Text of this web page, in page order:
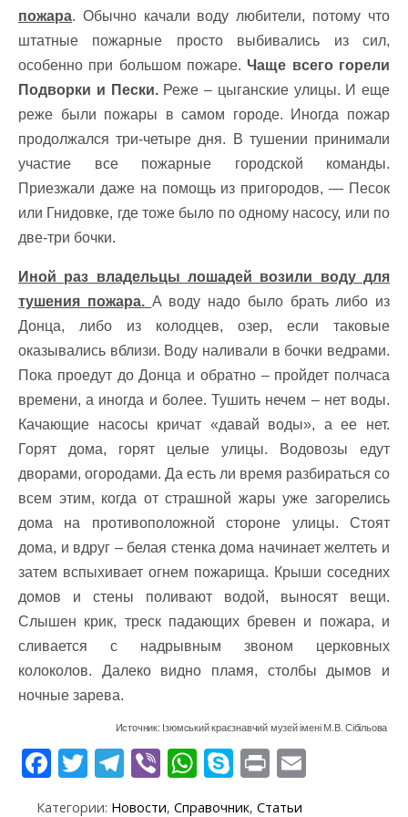
пожара. Обычно качали воду любители, потому что
штатные пожарные просто выбивались из сил,
особенно при большом пожаре.Чаще всего горели
Подворки и Пески.Реже – цыганские улицы. И еще
реже были пожары в самом городе. Иногда пожар
продолжался три-четыре дня. В тушении принимали
участие все пожарные городской команды.
Приезжали даже на помощь из пригородов, — Песок
или Гнидовке, где тоже было по одному насосу, или по
две-три бочки.
Иной раз владельцы лошадей возили воду для
тушения пожара. А воду надо было брать либо из
Донца, либо из колодцев, озер, если таковые
оказывались вблизи. Воду наливали в бочки ведрами.
Пока проедут до Донца и обратно – пройдет полчаса
времени, а иногда и более. Тушить нечем – нет воды.
Качающие насосы кричат «давай воды», а ее нет.
Горят дома, горят целые улицы. Водовозы едут
дворами, огородами. Да есть ли время разбираться со
всем этим, когда от страшной жары уже загорелись
дома на противоположной стороне улицы. Стоят
дома, и вдруг – белая стенка дома начинает желтеть и
затем вспыхивает огнем пожарища. Крыши соседних
домов и стены поливают водой, выносят вещи.
Слышен крик, треск падающих бревен и пожара, и
сливается с надрывным звоном церковных
колоколов. Далеко видно пламя, столбы дымов и
ночные зарева.
Источник: Ізюмський краєзнавчий музей імені М.В. Сібільова
F
ac
T
w
T
el
Vi
b
W
h
S
k
Pr
in
Категории: Новости, Справочник, Статьи